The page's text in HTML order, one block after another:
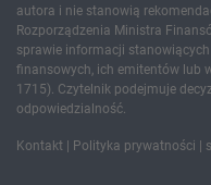
autora i nie stanowią
Rozporządzenia Ministra
sprawie informacji
finansowych, ich emitentów lub
1715). Czytelnik podejmuje
odpowiedzialność.
Kontakt | Polityka prywatności |